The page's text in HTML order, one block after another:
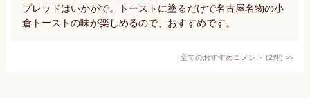
プレッドはいかがで。トーストに塗るだけで名古屋名物の小
倉トーストの味が楽しめるので、おすすめです。
全てのおすすめコメント (2件) >